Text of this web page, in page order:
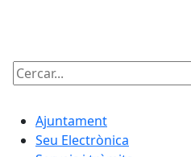
Cercar:
Ajuntament
Seu Electrònica